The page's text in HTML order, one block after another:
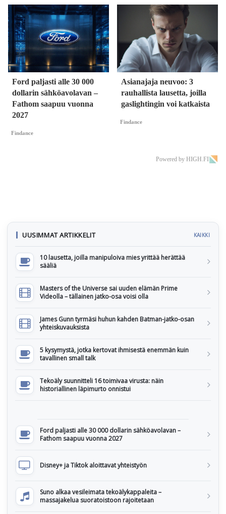
Ford paljasti alle 30 000
dollarin sähköavolavan –
Fathom saapuu vuonna
2027
Findance
Asianajaja neuvoo: 3
rauhallista lausetta, joilla
gaslightingin voi katkaista
Findance
Powered by HIGH.FI
UUSIMMAT ARTIKKELIT KAIKKI
10 lausetta, joilla manipuloiva mies yrittää herättää
sääliä
Masters of the Universe sai uuden elämän Prime
Videolla – tällainen jatko-osa voisi olla
James Gunn tyrmäsi huhun kahden Batman-jatko-osan
yhteiskuvauksista
5 kysymystä, jotka kertovat ihmisestä enemmän kuin
tavallinen small talk
Tekoäly suunnitteli 16 toimivaa virusta: näin
historiallinen läpimurto onnistui
Ford paljasti alle 30 000 dollarin sähköavolavan –
Fathom saapuu vuonna 2027
Disney+ ja Tiktok aloittavat yhteistyön
Suno alkaa vesileimata tekoälykappaleita –
massajakelua suoratoistoon rajoitetaan